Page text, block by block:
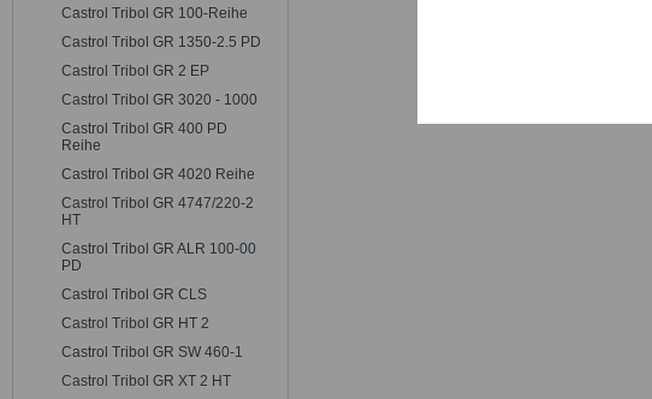
Castrol Tribol GR 100-Reihe
Castrol Tribol GR 1350-2.5 PD
Castrol Tribol GR 2 EP
Castrol Tribol GR 3020 - 1000
Castrol Tribol GR 400 PD
Reihe
Castrol Tribol GR 4020 Reihe
Castrol Tribol GR 4747/220-2
HT
Castrol Tribol GR ALR 100-00
PD
Castrol Tribol GR CLS
Castrol Tribol GR HT 2
Castrol Tribol GR SW 460-1
Castrol Tribol GR XT 2 HT